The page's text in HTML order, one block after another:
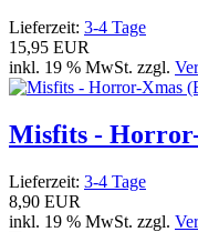
Lieferzeit: 3-4 Tage
15,95 EUR
inkl. 19 % MwSt. zzgl.
Misfits -
Lieferzeit: 3-4 Tage
8,90 EUR
inkl. 19 % MwSt. zzgl.